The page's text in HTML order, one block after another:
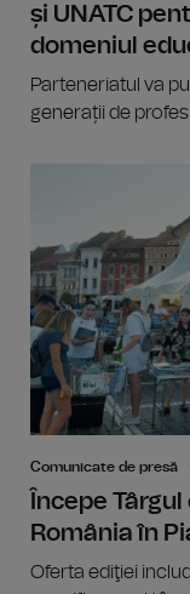
și UNATC
domeniul
Parteneriatul va
generații de
Comunicate de presă
Începe
România în
Oferta ediţiei